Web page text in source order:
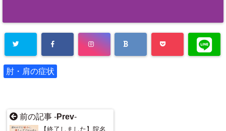
肘・肩の症状
前の記事 -Prev-
【終了しました】院名